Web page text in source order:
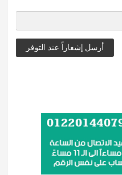
أرسل إشعاراً عند التوفر